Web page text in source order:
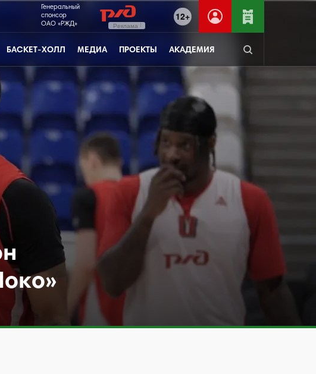
12+
Генеральный
спонсор
ОАО «РЖД»
Реклама
БАСКЕТ-ХОЛЛ МЕДИА ПРОЕКТЫ АКАДЕМИЯ